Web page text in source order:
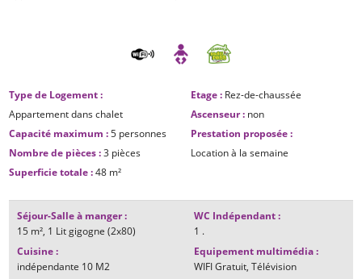
Type de Logement:
Appartement dans chalet
Capacité maximum :5 personnes
Nombre de pièces:3 pièces
Superficie totale:48 m²
Etage: Rez-de-chaussée
Ascenseur: non
Prestation proposée:
Location à la semaine
Séjour-Salle à manger:
15 m² 1 Lit gigogne (2x80)
Cuisine:
indépendante 10 M2
WC Indépendant:
1 .
Equipement multimédia:
WIFI Gratuit Télévision